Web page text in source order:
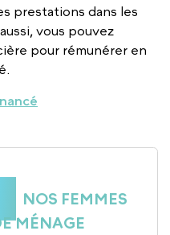
prestations dans les
vous pouvez
pour rémunérer en
NOS FEMMES
MÉNAGE